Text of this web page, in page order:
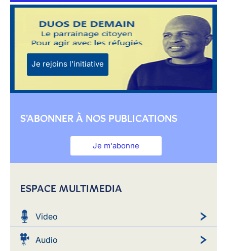
Je rejoins l'initiative
S'ABONNER À NOS PUBLICATIONS
Je m'abonne
ESPACE MULTIMEDIA
Video
Audio